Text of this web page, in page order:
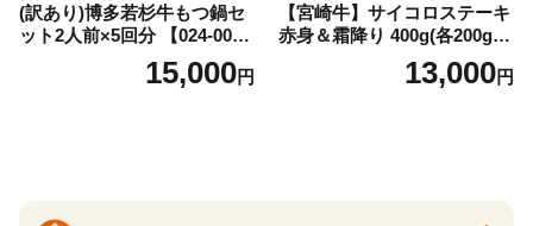
(訳あり)博多若杉牛もつ鍋セ
ット2人前×5回分 【024-002
15,000円
【宮崎牛】サイコロステーキ
赤身＆霜降り 400g(各200g×
１P 計2P) 真空パック 冷凍
13,000円